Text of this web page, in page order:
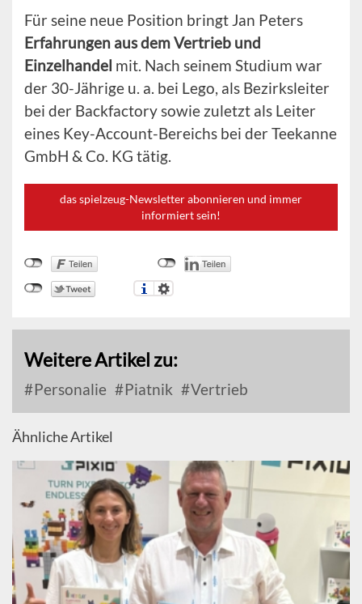
Für seine neue Position bringt Jan Peters
Erfahrungen aus dem Vertrieb und
Einzelhandel mit. Nach seinem Studium war
der 30-Jährige u. a. bei Lego, als Bezirksleiter
bei der Backfactory sowie zuletzt als Leiter
eines Key-Account-Bereichs bei der Teekanne
GmbH & Co. KG tätig.
das spielzeug-Newsletter abonnieren und immer
informiert sein!
Weitere Artikel zu:
Personalie Piatnik Vertrieb
Ähnliche Artikel